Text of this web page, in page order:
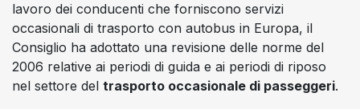
lavoro dei conducenti che forniscono servizi
occasionali di trasporto con autobus in Europa, il
Consiglio ha adottato una revisione delle norme del
2006 relative ai periodi di guida e ai periodi di riposo
nel settore del trasporto occasionale di passeggeri.